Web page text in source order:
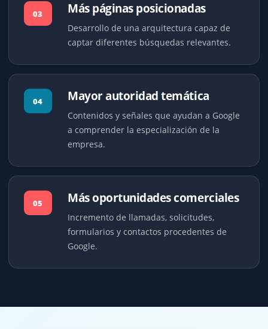
03 Más páginas posicionadas
Desarrollo de una arquitectura capaz de
captar diferentes búsquedas relevantes.
04 Mayor autoridad temática
Contenidos y señales que ayudan a Google
a comprender la especialización de la
empresa.
05 Más oportunidades comerciales
Incremento de llamadas, solicitudes,
formularios y contactos procedentes de
Google.